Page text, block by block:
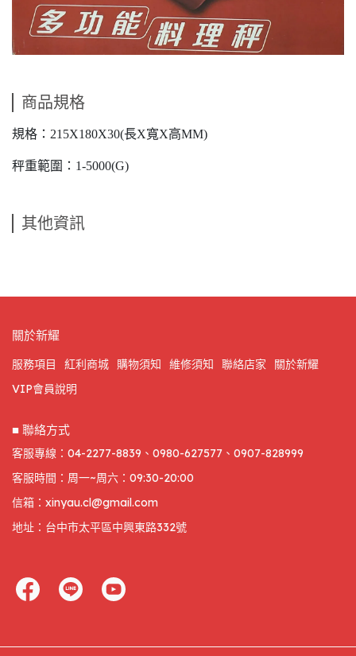
商品規格
規格：215X180X30(長X寬X高MM)
秤重範圍：1-5000(G)
其他資訊
關於新耀
服務項目 紅利商城 購物須知 維修須知 聯絡店家
關於新耀
VIP會員說明
■ 聯絡方式
客服專線：04-2277-8839、0980-627577、0907-828999
客服時間：周一~周六：09:30-20:00
信箱：xinyau.cl@gmail.com
地址：台中市太平區中興東路332號